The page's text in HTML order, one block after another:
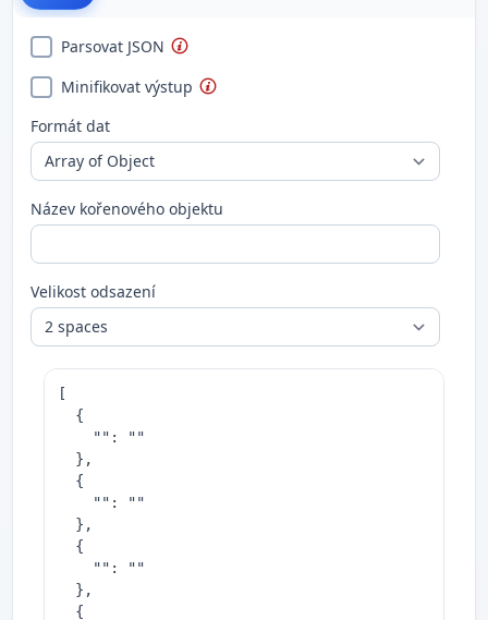
Parsovat JSON
Minifikovat výstup
Formát dat
Název kořenového objektu
Velikost odsazení